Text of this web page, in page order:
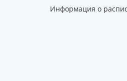
Информация о